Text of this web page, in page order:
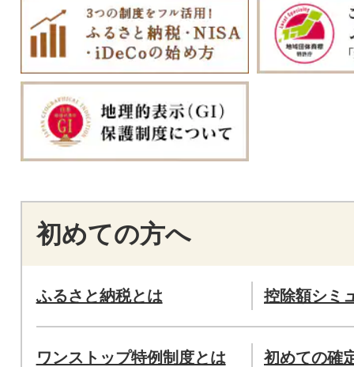
初めての方へ
ふるさと納税とは 控除額シミ
ワンストップ特例制度とは 初めての確